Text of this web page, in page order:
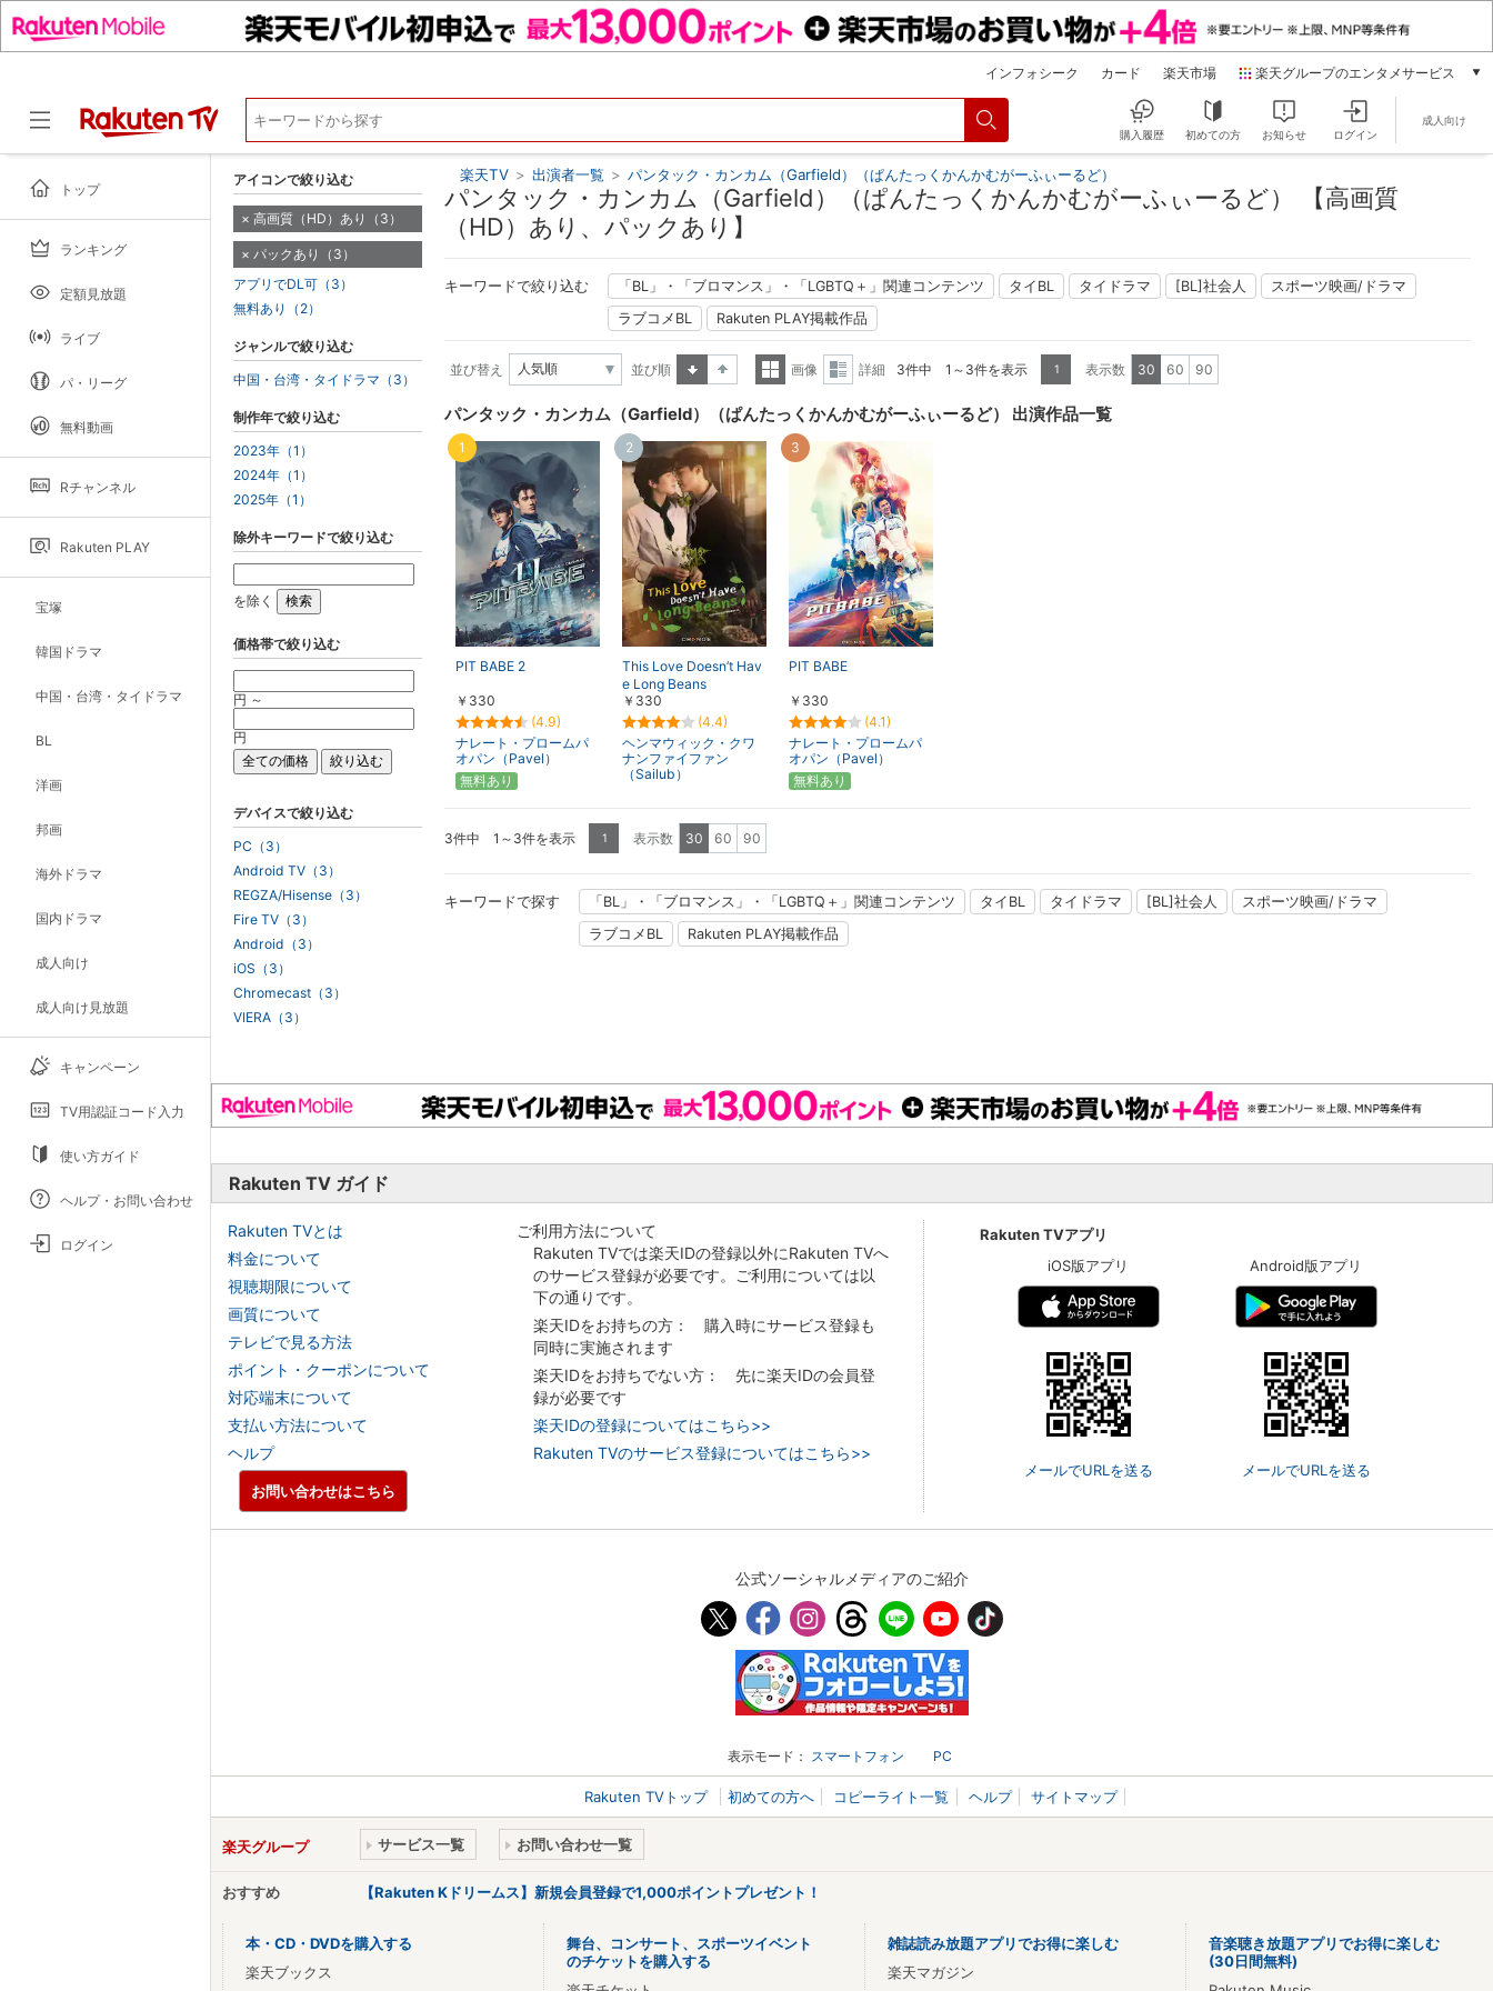
インフォシーク カード 楽天市場 楽天グループのエンタメサービス
本/ゲーム/CD/DVD
電子書籍
楽天マガジン
動画配信
購入履歴 初めての方 お知らせ ログイン
成人向け
トップ
ランキング
定額見放題
ライブ
パ・リーグ
無料動画
Rチャンネル
Rakuten PLAY
宝塚
韓国ドラマ
中国・台湾・タイドラマ
BL
洋画
邦画
海外ドラマ
国内ドラマ
成人向け
成人向け見放題
キャンペーン
TV用認証コード入力
使い方ガイド
ヘルプ・お問い合わせ
ログイン
楽天TV > 出演者一覧 > パンタック・カンカム（Garfield）（ぱんたっくかんかむがーふぃーるど）
パンタック・カンカム（Garfield）（ぱんたっくかんかむがーふぃーるど） 【高画質
（HD）あり、パックあり】
キーワードで絞り込む 「BL」・「ブロマンス」・「LGBTQ＋」関連コンテンツ タイBL タイドラマ [BL]社会人
スポーツ映画/ドラマ
ラブコメBL
Rakuten PLAY掲載作品
並び替え
並び順
表示
画像
表示
詳細 3件中 1～3件を表示 1 表示数 30 60 90
パンタック・カンカム（Garfield）（ぱんたっくかんかむがーふぃーるど） 出演作品一覧
PIT BABE 2
￥330
(4.9)
ナレート・プロームパ
オパン（Pavel）
1
無料あり
This Love Doesn’t Hav
e Long Beans
￥330
(4.4)
ヘンマウィック・クワ
ナンファイファン
（Sailub）
2
PIT BABE
￥330
(4.1)
ナレート・プロームパ
オパン（Pavel）
3
無料あり
3件中 1～3件を表示 1 表示数 30 60 90
キーワードで探す 「BL」・「ブロマンス」・「LGBTQ＋」関連コンテンツ タイBL タイドラマ [BL]社会人
スポーツ映画/ドラマ
ラブコメBL
Rakuten PLAY掲載作品
アイコンで絞り込む
高画質（HD）あり（3）
パックあり（3）
アプリでDL可（3）
無料あり（2）
ジャンルで絞り込む
中国・台湾・タイドラマ（3）
制作年で絞り込む
2023年（1）
2024年（1）
2025年（1）
除外キーワードで絞り込む
を除く
価格帯で絞り込む
円 ～
円
デバイスで絞り込む
PC（3）
Android TV（3）
REGZA/Hisense（3）
Fire TV（3）
Android（3）
iOS（3）
Chromecast（3）
VIERA（3）
Rakuten TV ガイド
Rakuten TVとは
料金について
視聴期限について
画質について
テレビで見る方法
ポイント・クーポンについて
対応端末について
支払い方法について
ヘルプ
ご利用方法について
Rakuten TVでは楽天IDの登録以外にRakuten TVへ
のサービス登録が必要です。ご利用については以
下の通りです。
楽天IDをお持ちの方： 購入時にサービス登録も
同時に実施されます
楽天IDをお持ちでない方： 先に楽天IDの会員登
録が必要です
楽天IDの登録についてはこちら>>
Rakuten TVのサービス登録についてはこちら>>
Rakuten TVアプリ
iOS版アプリ
メールでURLを送る
Android版アプリ
メールでURLを送る
お問い合わせはこちら
公式ソーシャルメディアのご紹介
表示モード： スマートフォン PC
Rakuten TVトップ 初めての方へ コピーライト一覧 ヘルプ サイトマップ
楽天グループ サービス一覧 お問い合わせ一覧
おすすめ 【Rakuten Kドリームス】新規会員登録で1,000ポイントプレゼント！
本・CD・DVDを購入する
楽天ブックス
舞台、コンサート、スポーツイベント
のチケットを購入する
雑誌読み放題アプリでお得に楽しむ
楽天マガジン
音楽聴き放題アプリでお得に楽しむ
(30日間無料)